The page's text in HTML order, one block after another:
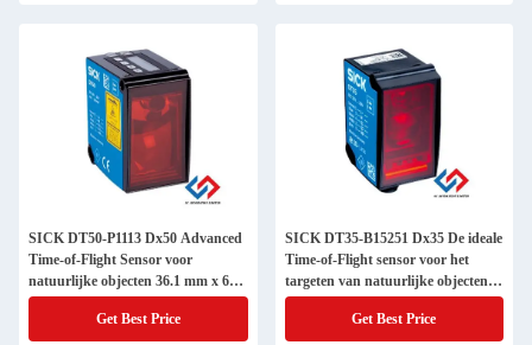
SICK DT50-P1113 Dx50 Advanced
Time-of-Flight Sensor voor
natuurlijke objecten 36.1 mm x 62.7
mm x 57.7 mm
Get Best Price
SICK DT35-B15251 Dx35 De ideale
Time-of-Flight sensor voor het
targeten van natuurlijke objecten
0,1 mm resolutie
Get Best Price